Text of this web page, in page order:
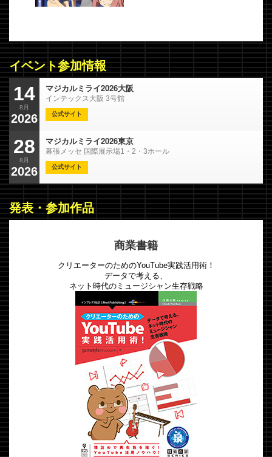
イベント参加情報
14
8月
2026
マジカルミライ2026大阪
インテックス大阪 3号館
公式サイト
28
8月
2026
マジカルミライ2026東京
幕張メッセ 国際展示場1・2・3ホール
公式サイト
発表・参加作品
商業書籍
クリエーターのためのYouTube実践活用術！
データで考える、
ネット時代のミュージシャン生存戦略